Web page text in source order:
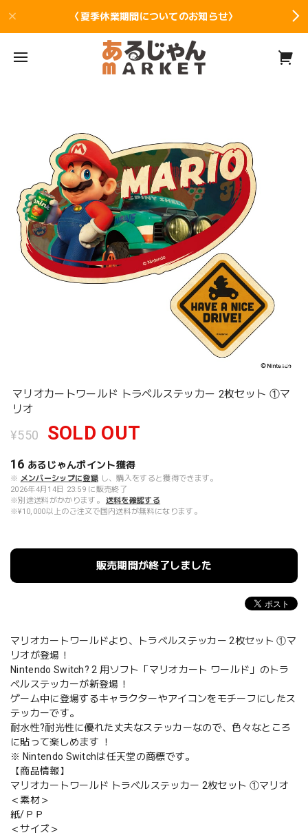
〈夏季休業期間についてのお知らせ〉
マリオカートワールド トラベルステッカー 2枚セット ①マ
リオ
¥550 SOLD OUT
16 あるじゃんポイント獲得
※ メンバーシップに登録 し、購入をすると獲得できます。
2026年4月14日 23:59 に販売終了
※別途送料がかかります。
送料を確認する
※¥10,000以上のご注文で国内送料が無料になります。
販売期間が終了しました
マリオカートワールドより、トラベルステッカー 2枚セット ①マ
リオが登場！
Nintendo Switch? 2 用ソフト「マリオカート ワールド」のトラ
ベルステッカーが新登場！
ゲーム中に登場するキャラクターやアイコンをモチーフにしたス
テッカーです。
耐水性?耐光性に優れた丈夫なステッカーなので、色々なところ
に貼って楽しめます ！
※ Nintendo Switchは任天堂の商標です。
【商品情報】
マリオカートワールド トラベルステッカー 2枚セット ①マリオ
＜素材＞
紙/ＰＰ
＜サイズ＞